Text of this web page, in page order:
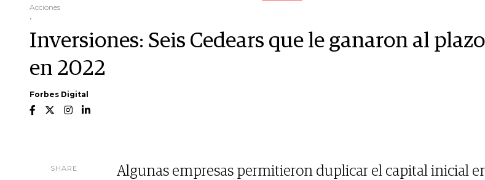
Acciones
.
Inversiones: Seis Cedears que le ganaron al
en 2022
Forbes Digital
SHARE
Algunas empresas permitieron duplicar el capital inicial